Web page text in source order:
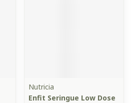
Nutricia
Enfit Seringue Low Dose